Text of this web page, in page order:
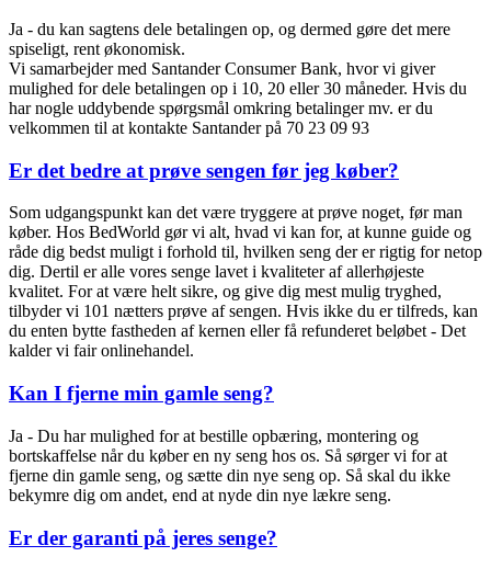
Ja - du kan sagtens dele betalingen op, og dermed gøre det mere
spiseligt, rent økonomisk.
Vi samarbejder med Santander Consumer Bank, hvor vi giver
mulighed for dele betalingen op i 10, 20 eller 30 måneder. Hvis du
har nogle uddybende spørgsmål omkring betalinger mv. er du
velkommen til at kontakte Santander på 70 23 09 93
Er det bedre at prøve sengen før jeg køber?
Som udgangspunkt kan det være tryggere at prøve noget, før man
køber. Hos BedWorld gør vi alt, hvad vi kan for, at kunne guide og
råde dig bedst muligt i forhold til, hvilken seng der er rigtig for netop
dig. Dertil er alle vores senge lavet i kvaliteter af allerhøjeste
kvalitet. For at være helt sikre, og give dig mest mulig tryghed,
tilbyder vi 101 nætters prøve af sengen. Hvis ikke du er tilfreds, kan
du enten bytte fastheden af kernen eller få refunderet beløbet - Det
kalder vi fair onlinehandel.
Kan I fjerne min gamle seng?
Ja - Du har mulighed for at bestille opbæring, montering og
bortskaffelse når du køber en ny seng hos os. Så sørger vi for at
fjerne din gamle seng, og sætte din nye seng op. Så skal du ikke
bekymre dig om andet, end at nyde din nye lækre seng.
Er der garanti på jeres senge?